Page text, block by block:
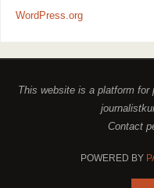
WordPress.org
This website is a platform for
Contact
POWERED BY